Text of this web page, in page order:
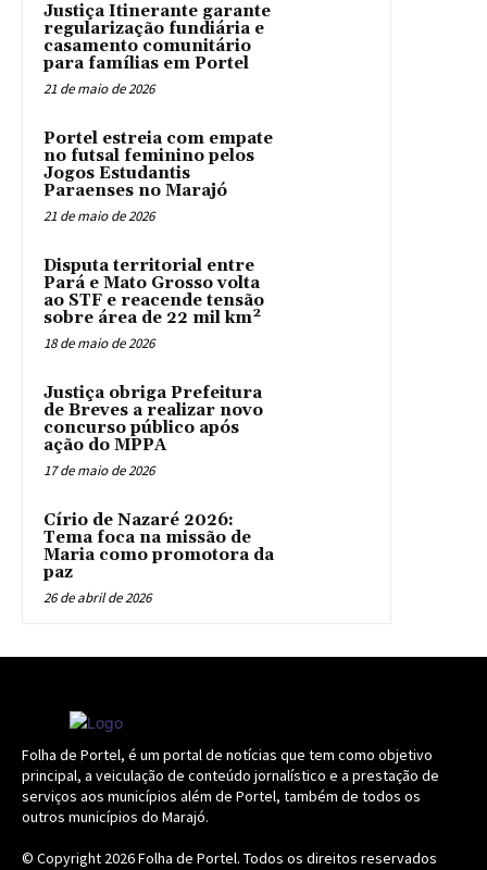
Justiça Itinerante garante
regularização fundiária e
casamento comunitário
para famílias em Portel
21 de maio de 2026
Portel estreia com empate
no futsal feminino pelos
Jogos Estudantis
Paraenses no Marajó
21 de maio de 2026
Disputa territorial entre
Pará e Mato Grosso volta
ao STF e reacende tensão
sobre área de 22 mil km²
18 de maio de 2026
Justiça obriga Prefeitura
de Breves a realizar novo
concurso público após
ação do MPPA
17 de maio de 2026
Círio de Nazaré 2026:
Tema foca na missão de
Maria como promotora da
paz
26 de abril de 2026
Folha de Portel, é um portal de notícias que tem como objetivo
principal, a veiculação de conteúdo jornalístico e a prestação de
serviços aos municípios além de Portel, também de todos os
outros municípios do Marajó.
© Copyright 2026Folha de Portel. Todos os direitos reservados